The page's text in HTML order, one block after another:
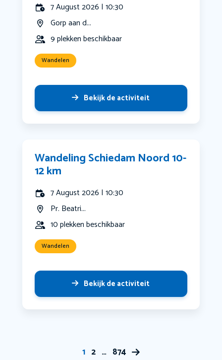
7 August 2026 | 10:30
Gorp aan d...
9 plekken beschikbaar
Wandelen
Bekijk de activiteit
Wandeling Schiedam Noord 10-
12 km
7 August 2026 | 10:30
Pr. Beatri...
10 plekken beschikbaar
Wandelen
Bekijk de activiteit
1 2 … 874